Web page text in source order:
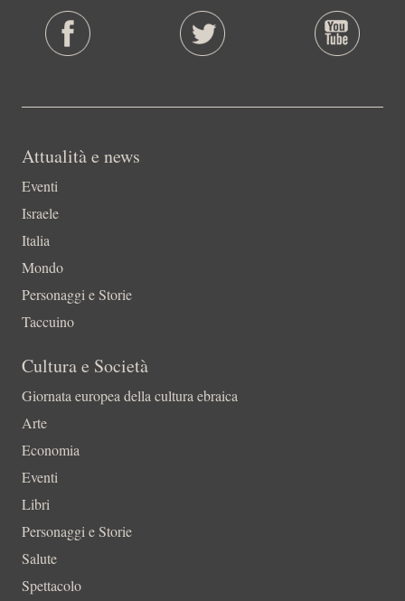
Attualità e news
Eventi
Israele
Italia
Mondo
Personaggi e Storie
Taccuino
Cultura e Società
Giornata europea della cultura ebraica
Arte
Economia
Eventi
Libri
Personaggi e Storie
Salute
Spettacolo